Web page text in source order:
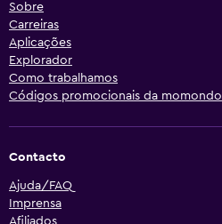
Sobre
Carreiras
Aplicações
Explorador
Como trabalhamos
Códigos promocionais da momondo
Contacto
Ajuda/FAQ
Imprensa